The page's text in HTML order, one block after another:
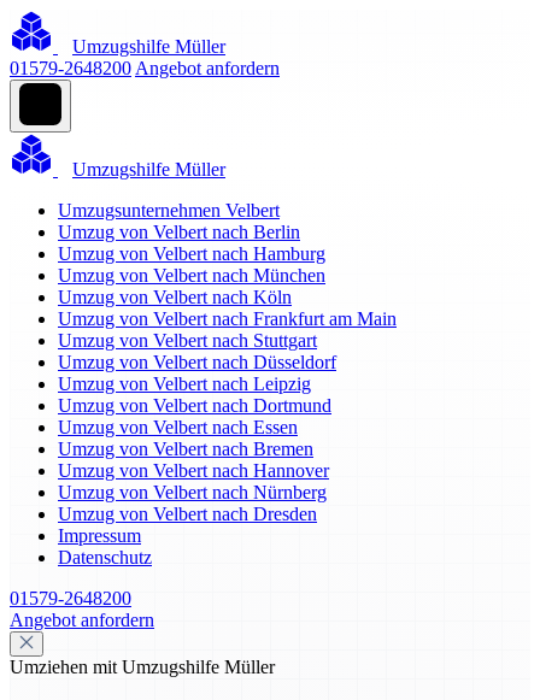
Umzugshilfe Müller
01579-2648200 Angebot anfordern
Umzugshilfe Müller
Umzugsunternehmen Velbert
Umzug von Velbert nach Berlin
Umzug von Velbert nach Hamburg
Umzug von Velbert nach München
Umzug von Velbert nach Köln
Umzug von Velbert nach Frankfurt am Main
Umzug von Velbert nach Stuttgart
Umzug von Velbert nach Düsseldorf
Umzug von Velbert nach Leipzig
Umzug von Velbert nach Dortmund
Umzug von Velbert nach Essen
Umzug von Velbert nach Bremen
Umzug von Velbert nach Hannover
Umzug von Velbert nach Nürnberg
Umzug von Velbert nach Dresden
Impressum
Datenschutz
01579-2648200
Angebot anfordern
Umziehen mit Umzugshilfe Müller